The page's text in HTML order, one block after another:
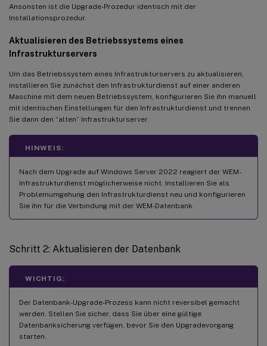
Ansonsten ist die Upgrade-Prozedur identisch mit der
Installationsprozedur.
Aktualisieren des Betriebssystems eines
Infrastrukturservers
Um das Betriebssystem eines Infrastrukturservers zu aktualisieren,
installieren Sie zunächst den Infrastrukturdienst auf einer anderen
Maschine mit dem neuen Betriebssystem, konfigurieren Sie ihn manuell
mit identischen Einstellungen für den Infrastrukturdienst und trennen
Sie dann den “alten” Infrastrukturserver.
HINWEIS:
Nach dem Upgrade auf Windows Server 2022 reagiert der WEM-
Infrastrukturdienst möglicherweise nicht. Installieren Sie als
Problemumgehung den Infrastrukturdienst neu und konfigurieren
Sie ihn für die Verbindung mit der WEM-Datenbank.
Schritt 2: Aktualisieren der Datenbank
WICHTIG:
Der Datenbank-Upgrade-Prozess kann nicht reversibel gemacht
werden. Stellen Sie sicher, dass Sie über eine gültige
Datenbanksicherung verfügen, bevor Sie den Upgradevorgang
starten.